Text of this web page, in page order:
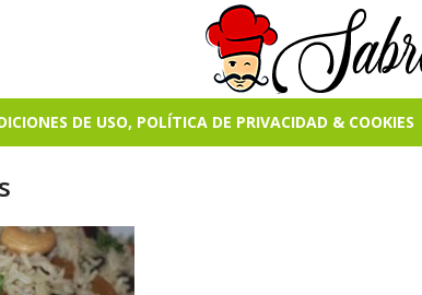
DE USO, POLÍTICA DE PRIVACIDAD & COOKIES